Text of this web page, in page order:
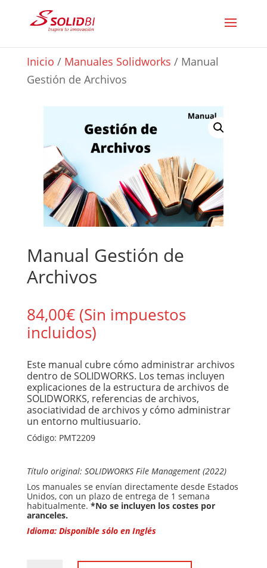
Inicio / Manuales Solidworks / Manual
Gestión de Archivos
Manual Gestión de
Archivos
84,00€ (Sin impuestos
incluidos)
Este manual cubre cómo administrar archivos
dentro de SOLIDWORKS. Los temas incluyen
explicaciones de la estructura de archivos de
SOLIDWORKS, referencias de archivos,
asociatividad de archivos y cómo administrar
un entorno multiusuario.
Código: PMT2209
Título original: SOLIDWORKS File Management (2022)
Los manuales se envían directamente desde Estados
Unidos, con un plazo de entrega de 1 semana
habitualmente. *No se incluyen los costes por
aranceles.
Idioma: Disponible sólo en Inglés